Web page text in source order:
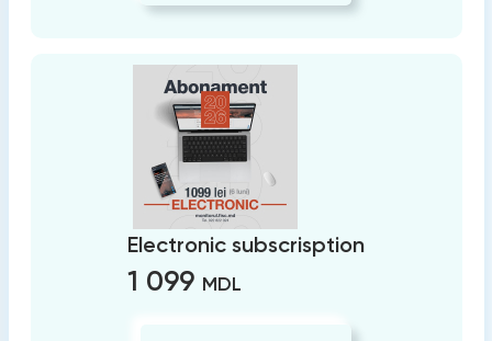
Electronic subscrisption
1 099 MDL